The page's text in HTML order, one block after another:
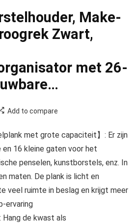
Make-
Zwart,
met 26-
Add to compare
met grote capaciteit】: Er zijn
16 kleine gaten voor het
penselen, kunstborstels, enz. In
maten. De plank is licht en
veel ruimte in beslag en krijgt meer
ervaring
Hang de kwast als